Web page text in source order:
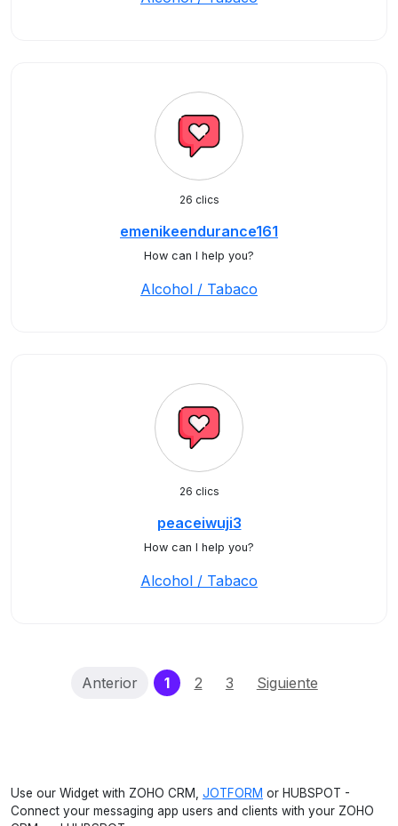
26 clics
emenikeendurance161
How can I help you?
Alcohol / Tabaco
26 clics
peaceiwuji3
How can I help you?
Alcohol / Tabaco
Anterior 1(current)
2 3 Siguiente
Use our Widget with ZOHO CRM, JOTFORM or HUBSPOT -
Connect your messaging app users and clients with your ZOHO